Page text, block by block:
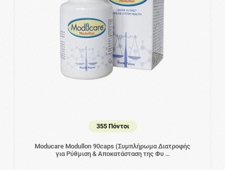
355 Πόντοι
Moducare Modullon 90caps (Συμπλήρωμα Διατροφής
για Ρύθμιση & Αποκατάσταση της Φυ …